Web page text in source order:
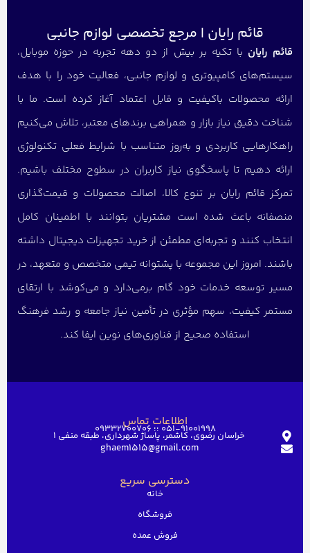
قائم رایان | مرجع تخصصی لوازم جانبی
قائم رایان با تکیه بر بیش از دو دهه تجربه در حوزه موبایل،
سیستم‌های کامپیوتری و لوازم جانبی، فعالیت خود را با هدف
ارائه محصولات باکیفیت و قابل اعتماد آغاز کرده است. ما با
شناخت دقیق نیاز بازار و همراهی برندهای معتبر، تلاش می‌کنیم
راهکارهایی کاربردی و به‌روز متناسب با شرایط فعلی تکنولوژی
ارائه دهیم تا پاسخگوی نیاز کاربران در سطوح مختلف باشیم.
تمرکز قائم رایان بر تنوع کالا، اصالت محصولات و قیمت‌گذاری
منصفانه باعث شده است مشتریان بتوانند با اطمینان کامل
انتخاب کنند و تجربه‌ای مطمئن از خرید تجهیزات دیجیتال داشته
باشند. امروز این مجموعه با پشتوانه تیمی متخصص و متعهد، در
مسیر توسعه خدمات خود گام برمی‌دارد و می‌کوشد با ارتقای
مستمر کیفیت، سهم مؤثری در تأمین نیاز جامعه و رشد فرهنگ
استفاده صحیح از فناوری‌های نوین ایفا کند.
اطلاعات تماس051-91001998 ؛؛ 09332700706
خراسان رضوی، کاشمر، پاساژ شهرداری، طبقه منفی ۱
ghaem1515@gmail.com
دسترسی سریع
خانه
فروشگاه
فروش عمده